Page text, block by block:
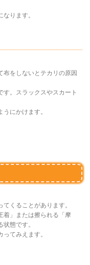
ります。
布をしないとテカリの原因
す。スラックスやスカート
にかけます。
くることがあります。
着」または擦られる「摩
態です。
てみえます。